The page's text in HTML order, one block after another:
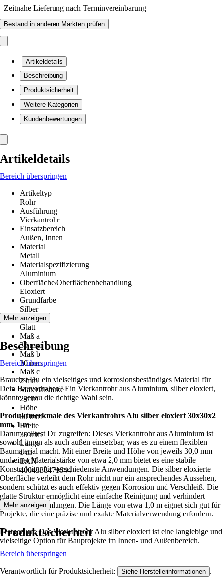
Zeitnahe Lieferung nach Terminvereinbarung
Bestand in anderen Märkten prüfen
Artikeldetails
Beschreibung
Produktsicherheit
Weitere Kategorien
Kundenbewertungen
Artikeldetails
Bereich überspringen
Artikeltyp
Rohr
Ausführung
Vierkantrohr
Einsatzbereich
Außen, Innen
Material
Metall
Materialspezifizierung
Aluminium
Oberfläche/Oberflächenbehandlung
Eloxiert
Grundfarbe
Silber
Struktur
Glatt
Maß a
30 mm
Maß b
30 mm
Maß c
2 mm
Materialstärke
2 mm
Höhe
30 mm
Breite
30 mm
Länge
1 m
EAN
4004338471644
Mehr anzeigen
Beschreibung
Bereich überspringen
Brauchst Du ein vielseitiges und korrosionsbeständiges Material für
Dein Bauvorhaben? Ein Vierkantrohr aus Aluminium, silber eloxiert,
könnte genau die richtige Wahl sein.
Produktmerkmale des Vierkantrohrs Alu silber eloxiert 30x30x2
mm, 1 m
Darum solltest Du zugreifen: Dieses Vierkantrohr aus Aluminium ist
sowohl innen als auch außen einsetzbar, was es zu einem flexiblen
Baumaterial macht. Mit einer Breite und Höhe von jeweils 30,0 mm
und einer Materialstärke von etwa 2,0 mm bietet es eine stabile
Konstruktion für verschiedenste Anwendungen. Die silber eloxierte
Oberfläche verleiht dem Rohr nicht nur ein ansprechendes Aussehen,
sondern schützt es auch effektiv gegen Korrosion und Verschleiß. Die
glatte Struktur ermöglicht eine einfache Reinigung und verhindert
Schmutzansammlungen. Die Länge von etwa 1,0 m eignet sich gut für
Projekte, die eine präzise und exakte Materialverwendung erfordern.
Festgezurrt: Das Vierkantrohr Alu silber eloxiert ist eine langlebige und
vielseitige Option für Bauprojekte im Innen- und Außenbereich.
Mehr anzeigen
Produktsicherheit
Bereich überspringen
Verantwortlich für Produktsicherheit: Siehe Herstellerinformationen .